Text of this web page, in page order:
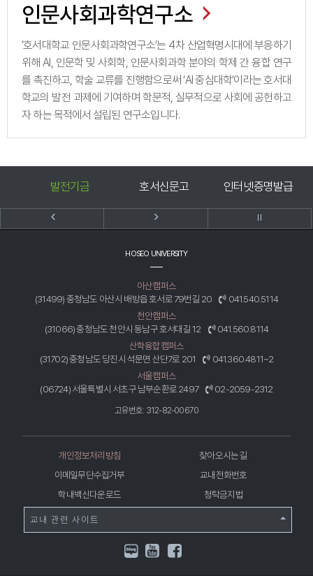
인문사회과학연구소
‘호서대학교 인문사회과학연구소’는 4차 산업혁명시대에 부응하기
위해 AI, 인문학 및 사회학, 인문사회과학 분야의 학제 간 융합 연구
를 촉진하고, 학술 교류를 진행함으로써 ‘AI 중심대학’이라는 호서대
학교의 발전 과제에 기여하며 학문적, 실무적으로 사회에 공헌하고
자 하는 목적에서 설립된 연구소입니다.
호서신문고 인터넷증명발급 예결산공고
HOSEO UNIVERSITY
아산캠퍼스
(31499) 충청남도 아산시 배방읍 호서로 79번길 20
041.540.5114
천안캠퍼스
(31066) 충청남도 천안시 동남구 호서대길 12
041.560.8114
산학융합캠퍼스
(31702) 충청남도 당진시 석문면 산단7로 201
041.360.4811~2
서울캠퍼스
(06724) 서울특별시 서초구 남부순환로 2497
02-2059-2312
고유번호: 312-82-00670
개인정보처리방침
찾아오시는 길
이메일무단수집거부
교내전화번호
학내백신다운로드
청탁금지법
교내 관련 사이트